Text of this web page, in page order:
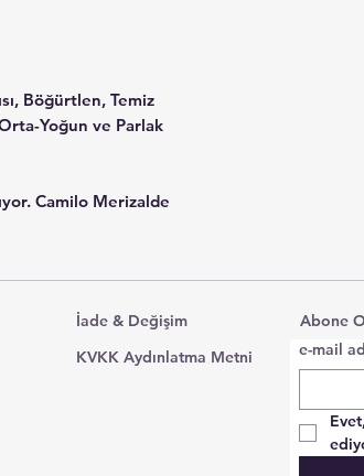
Böğürtlen, Temiz
Yoğun ve Parlak
Camilo Merizalde
üstün kaliteli
için harika kahve
bitkileriyle
Bu, Santuario'da
İade & Değişim
KVKK Aydınlatma Metni
Abone
e-mail